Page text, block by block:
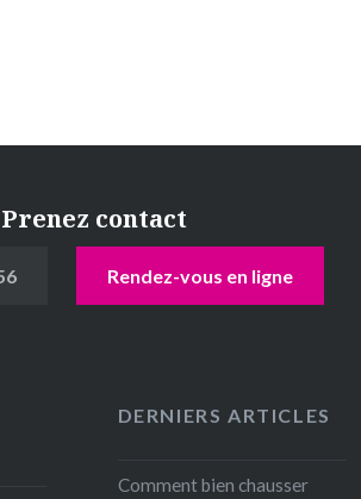
Prenez contact
Rendez-vous en ligne
DERNIERS ARTICLES
Comment bien chausser